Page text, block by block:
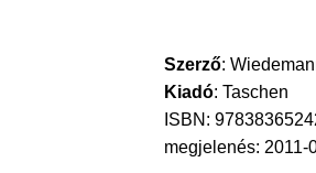
Szerző:
Kiadó:Taschen
ISBN:
megjelenés: 2011-